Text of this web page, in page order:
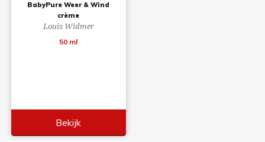
BabyPure Weer & Wind
crème
Louis Widmer
50 ml
Bekijk